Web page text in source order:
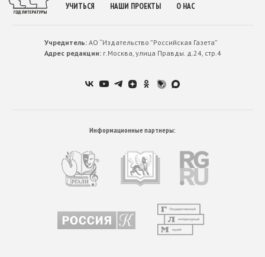
УЧИТЬСЯ
НАШИ ПРОЕКТЫ О НАС
Учредитель:АО “Издательство ”Российская Газета”
Адрес редакции:г.Москва, улица Правды. д.24, стр.4
Информационные партнеры: